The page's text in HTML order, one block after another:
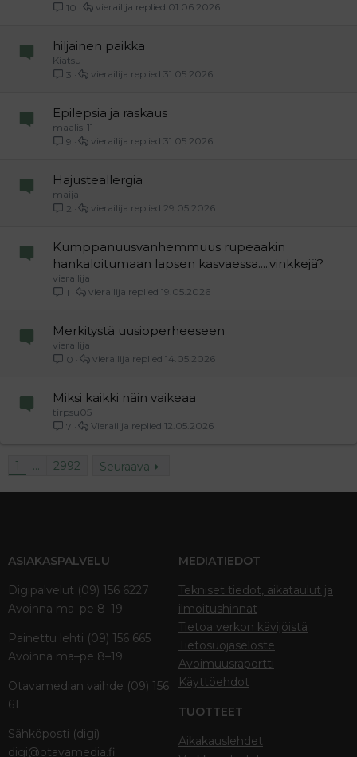
10
01.06.2026
vierailija
hiljainen paikka
Kiatsu
3
31.05.2026
vierailija
Epilepsia ja raskaus
maalis-11
9
31.05.2026
vierailija
Hajusteallergia
maija
2
29.05.2026
vierailija
Kumppanuusvanhemmuus rupeaakin
hankaloitumaan lapsen kasvaessa.....vinkkejä?
vierailija
1
19.05.2026
vierailija
Merkitystä uusioperheeseen
vierailija
0
14.05.2026
vierailija
Miksi kaikki näin vaikeaa
tirpsu05
7
12.05.2026
Vierailija
1 … 2992 Seuraava
ASIAKASPALVELU
Digipalvelut (09) 156 6227
Avoinna ma–pe 8–19
Painettu lehti (09) 156 665
Avoinna ma–pe 8–19
Otavamedian vaihde (09) 156
61
Sähköposti (digi)
digi@otavamedia.fi
MEDIATIEDOT
Tekniset tiedot, aikataulut ja
ilmoitushinnat
Tietoa verkon kävijöistä
Tietosuojaseloste
Avoimuusraportti
Käyttöehdot
TUOTTEET
Aikakauslehdet